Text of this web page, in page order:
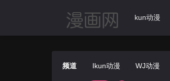
首页 动漫导航 Ikun动漫
频道 Ikun动漫 WJ动漫